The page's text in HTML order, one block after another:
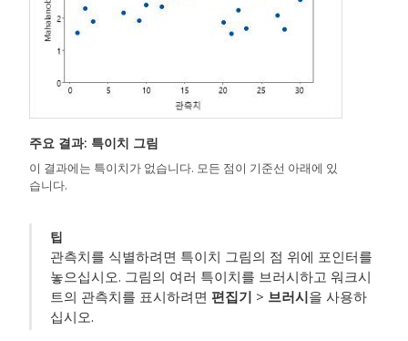
주요 결과: 특이치 그림
이 결과에는 특이치가 없습니다. 모든 점이 기준선 아래에 있
습니다.
팁
관측치를 식별하려면 특이치 그림의 점 위에 포인터를
놓으십시오. 그림의 여러 특이치를 브러시하고 워크시
트의 관측치를 표시하려면 편집기 > 브러시을 사용하
십시오.